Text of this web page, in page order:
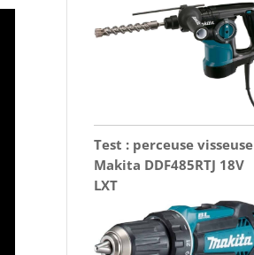
Test : perceuse visseuse
Makita DDF485RTJ 18V
LXT